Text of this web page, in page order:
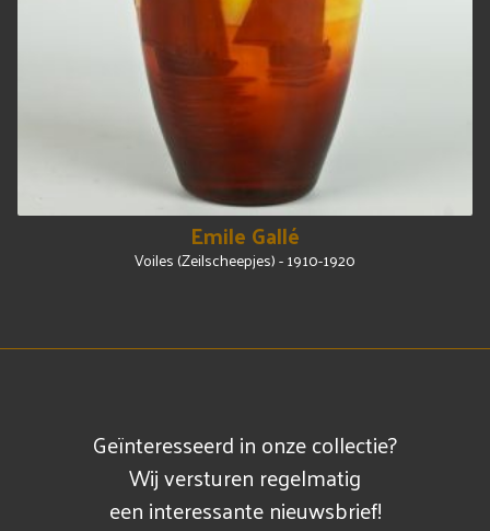
Emile Gallé
Voiles (Zeilscheepjes) - 1910-1920
Geïnteresseerd in onze collectie?
Wij versturen regelmatig
een interessante nieuwsbrief!